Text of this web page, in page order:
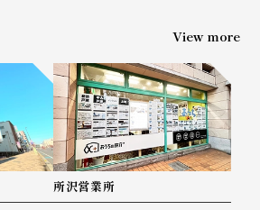
View more
所沢営業所